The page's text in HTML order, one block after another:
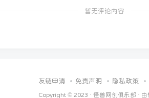
暂无评论内容
友链申请 免责声明 隐私政策
Copyright © 2023 · 怪兽网创俱乐部 · 由